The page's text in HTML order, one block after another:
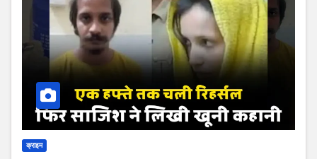
क्राइम